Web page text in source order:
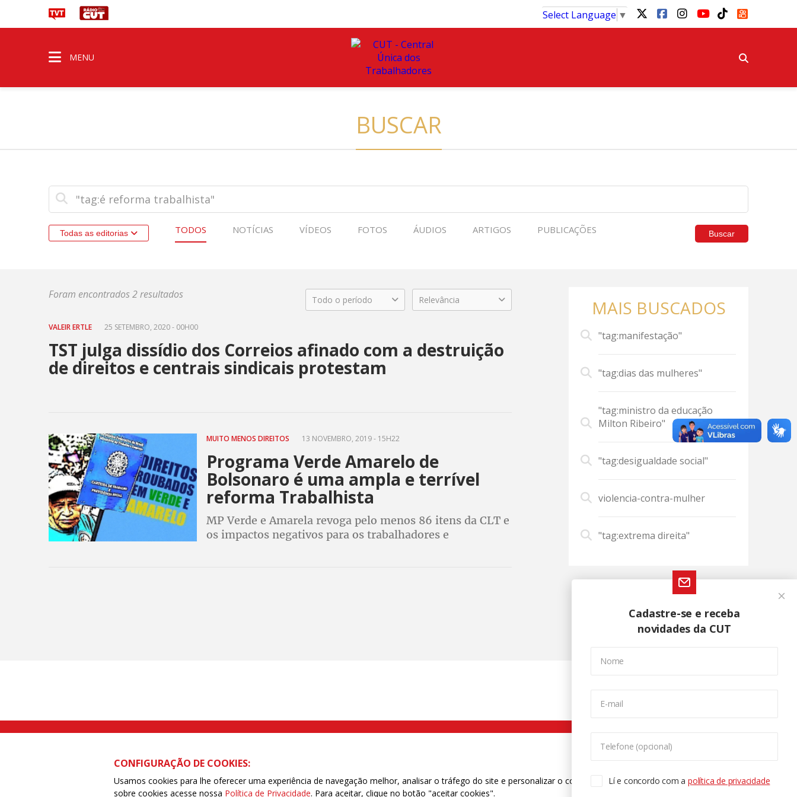
Select Language ▼
MENU
BUSCAR
Todas as editorias TODOS NOTÍCIAS VÍDEOS FOTOS ÁUDIOS ARTIGOS PUBLICAÇÕES Buscar
Foram encontrados 2 resultados Todo o período Relevância
VALEIR ERTLE 25 SETEMBRO, 2020 - 00H00
TST julga dissídio dos Correios afinado com a destruição
de direitos e centrais sindicais protestam
MUITO MENOS DIREITOS 13 NOVEMBRO, 2019 - 15H22
Programa Verde Amarelo de
Bolsonaro é uma ampla e terrível
reforma Trabalhista
MP Verde e Amarela revoga pelo menos 86 itens da CLT e
os impactos negativos para os trabalhadores e
MAIS BUSCADOS
"tag:manifestação"
"tag:dias das mulheres"
"tag:ministro da educação
Milton Ribeiro"
"tag:desigualdade social"
violencia-contra-mulher
"tag:extrema direita"
Cadastre-se e receba
novidades da CUT
Nome
E-mail
Telefone (opcional)
Lí e concordo com apolítica de privacidade
Rua Caetano Pinto nº 575 CEP 03041-000 Brás, São Paulo/SP | Telefone (11) 2108 9200 - Fax (11) 2108 9310
CONFIGURAÇÃO DE COOKIES:
Usamos cookies para lhe oferecer uma experiência de navegação melhor, analisar o tráfego do site e personalizar o conteúdo. Para saber mais
sobre cookies acesse nossa Política de Privacidade. Para aceitar, clique no botão "aceitar cookies".